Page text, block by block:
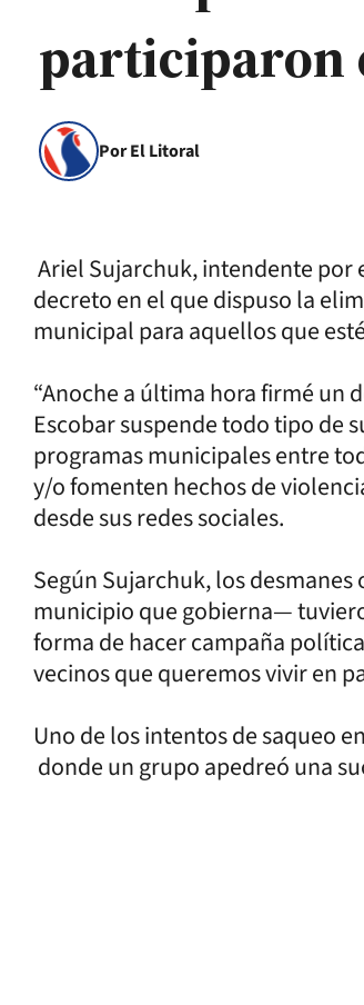
participaron
Por El Litoral
Ariel Sujarchuk, intendente por
decreto en el que dispuso la
municipal para aquellos que
“Anoche a última hora firmé un
Escobar suspende todo tipo de
programas municipales entre
y/o fomenten hechos de
desde sus redes sociales.
Según Sujarchuk, los
municipio que gobierna—
forma de hacer campaña
vecinos que queremos vivir en
Uno de los intentos de saqueo
donde un grupo apedreó una